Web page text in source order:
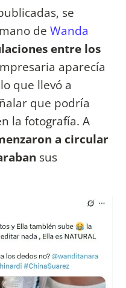
se
de Wanda
entre los
aparecía
que llevó a
que podría
la fotografía. A
a circular
sus